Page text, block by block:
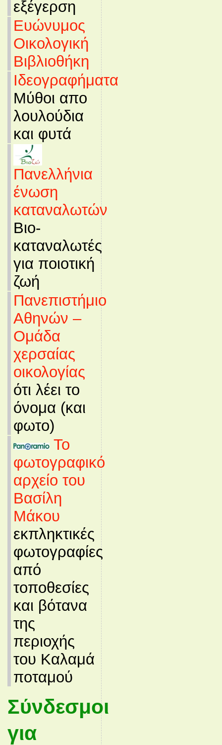
εξέγερση
Ευώνυμος
Οικολογική
Βιβλιοθήκη
Ιδεογραφήματα
Μύθοι απο
λουλούδια
και φυτά
Πανελλήνια
ένωση
καταναλωτών
Βιο-
καταναλωτές
για ποιοτική
ζωή
Πανεπιστήμιο
Αθηνών –
Ομάδα
χερσαίας
οικολογίας
ότι λέει το
όνομα (και
φωτο)
Το
φωτογραφικό
αρχείο του
Βασίλη
Μάκου
εκπληκτικές
φωτογραφίες
από
τοποθεσίες
και βότανα
της
περιοχής
του Καλαμά
ποταμού
Σύνδεσμοι
για